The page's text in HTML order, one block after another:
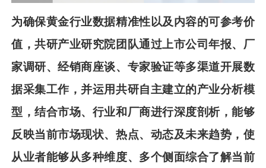
为确保黄金行业数据精准性以及内容的可参考价
值，共研产业研究院团队通过上市公司年报、厂
家调研、经销商座谈、专家验证等多渠道开展数
据采集工作，并运用共研自主建立的产业分析模
型，结合市场、行业和厂商进行深度剖析，能够
反映当前市场现状、热点、动态及未来趋势，使
从业者能够从多种维度、多个侧面综合了解当前